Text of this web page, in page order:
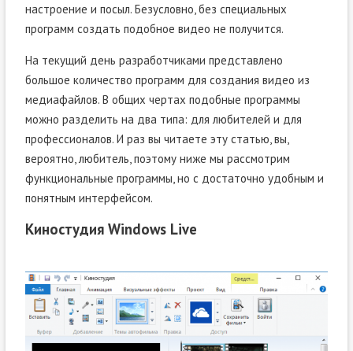
настроение и посыл. Безусловно, без специальных
программ создать подобное видео не получится.
На текущий день разработчиками представлено
большое количество программ для создания видео из
медиафайлов. В общих чертах подобные программы
можно разделить на два типа: для любителей и для
профессионалов. И раз вы читаете эту статью, вы,
вероятно, любитель, поэтому ниже мы рассмотрим
функциональные программы, но с достаточно удобным и
понятным интерфейсом.
Киностудия Windows Live